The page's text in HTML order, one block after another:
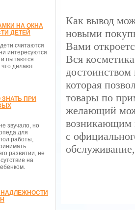
НА ОКНА
ДЕТЕЙ
считаются
интересуются
пытаются
что делают
ПРИ
звучало, но
для
работы,
развитии, не
на
Как вывод
новыми
Вами
Вся
достоинством
которая
товары по
желающий
возникающим
с